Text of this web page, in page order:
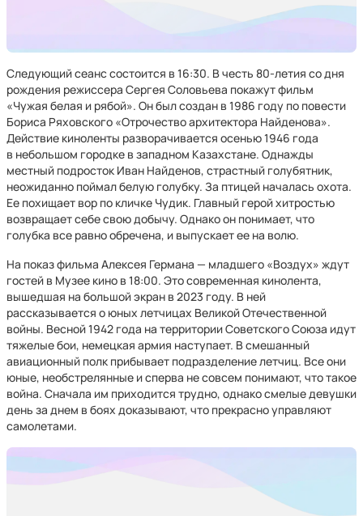
Следующий сеанс состоится в 16:30. В честь 80-летия со дня
рождения режиссера Сергея Соловьева покажут фильм
«Чужая белая и рябой». Он был создан в 1986 году по повести
Бориса Ряховского «Отрочество архитектора Найденова».
Действие киноленты разворачивается осенью 1946 года
в небольшом городке в западном Казахстане. Однажды
местный подросток Иван Найденов, страстный голубятник,
неожиданно поймал белую голубку. За птицей началась охота.
Ее похищает вор по кличке Чудик. Главный герой хитростью
возвращает себе свою добычу. Однако он понимает, что
голубка все равно обречена, и выпускает ее на волю.
На показ фильма Алексея Германа — младшего «Воздух» ждут
гостей в Музее кино в 18:00. Это современная кинолента,
вышедшая на большой экран в 2023 году. В ней
рассказывается о юных летчицах Великой Отечественной
войны. Весной 1942 года на территории Советского Союза идут
тяжелые бои, немецкая армия наступает. В смешанный
авиационный полк прибывает подразделение летчиц. Все они
юные, необстрелянные и сперва не совсем понимают, что такое
война. Сначала им приходится трудно, однако смелые девушки
день за днем в боях доказывают, что прекрасно управляют
самолетами.